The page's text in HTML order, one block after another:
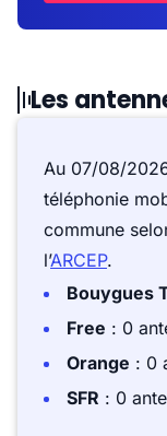
Les
Au 07/08/
téléphonie
commune
l’ARCEP.
Bouygues
Free : 0
Orange : 0
SFR : 0